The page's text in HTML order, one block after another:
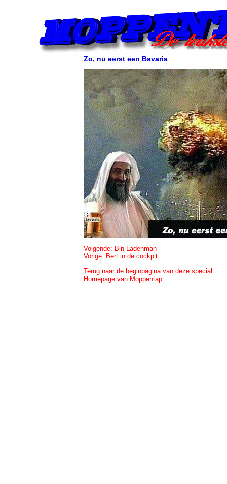
Zo, nu eerst een Bavaria
Volgende: Bin-Ladenman
Vorige: Bert in de cockpit
Terug naar de beginpagina van deze special
Homepage van Moppentap